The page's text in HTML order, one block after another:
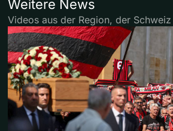
Weitere News
Videos aus der Region, der